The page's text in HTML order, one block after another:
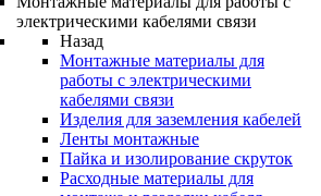
электрическими кабелями связи
Назад
Монтажные материалы для
работы с электрическими
кабелями связи
Изделия для заземления кабелей
Ленты монтажные
Пайка и изолирование скруток
Расходные материалы для